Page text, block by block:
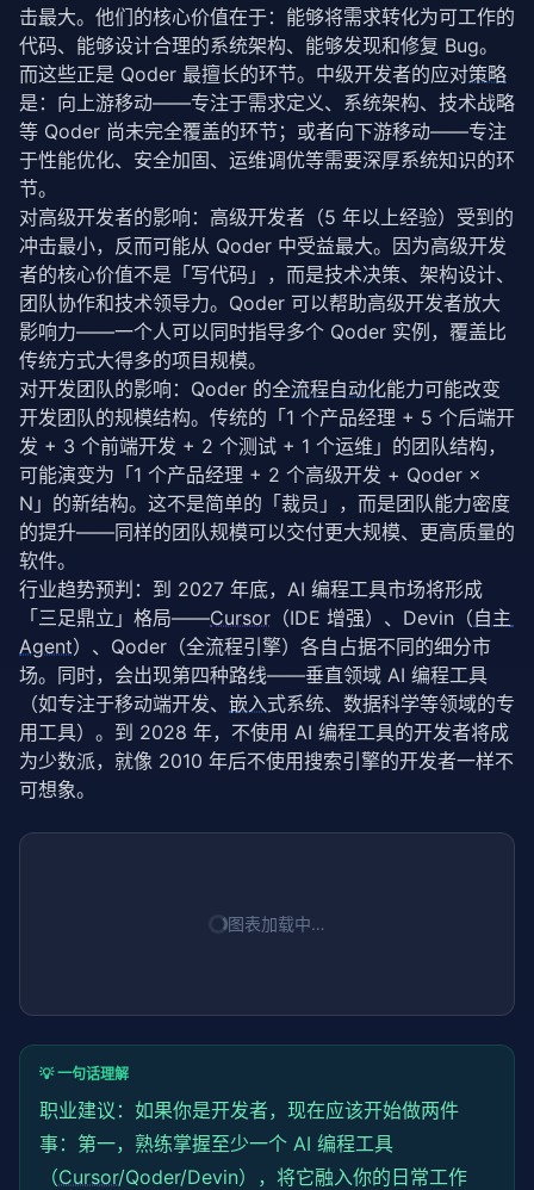
击最大。他们的核心价值在于：能够将需求转化为可工作的
代码、能够设计合理的系统架构、能够发现和修复 Bug。
而这些正是 Qoder 最擅长的环节。中级开发者的应对策略
是：向上游移动——专注于需求定义、系统架构、技术战略
等 Qoder 尚未完全覆盖的环节；或者向下游移动——专注
于性能优化、安全加固、运维调优等需要深厚系统知识的环
节。
对高级开发者的影响：高级开发者（5 年以上经验）受到的
冲击最小，反而可能从 Qoder 中受益最大。因为高级开发
者的核心价值不是「写代码」，而是技术决策、架构设计、
团队协作和技术领导力。Qoder 可以帮助高级开发者放大
影响力——一个人可以同时指导多个 Qoder 实例，覆盖比
传统方式大得多的项目规模。
对开发团队的影响：Qoder 的全流程自动化能力可能改变
开发团队的规模结构。传统的「1 个产品经理 + 5 个后端开
发 + 3 个前端开发 + 2 个测试 + 1 个运维」的团队结构，
可能演变为「1 个产品经理 + 2 个高级开发 + Qoder ×
N」的新结构。这不是简单的「裁员」，而是团队能力密度
的提升——同样的团队规模可以交付更大规模、更高质量的
软件。
行业趋势预判：到 2027 年底，AI 编程工具市场将形成
「三足鼎立」格局——Cursor （IDE 增强）、Devin（自主
Agent）、Qoder（全流程引擎）各自占据不同的细分市
场。同时，会出现第四种路线——垂直领域 AI 编程工具
（如专注于移动端开发、 嵌入式系统、数据科学等领域的专
用工具）。到 2028 年，不使用 AI 编程工具的开发者将成
为少数派，就像 2010 年后不使用搜索引擎的开发者一样不
可想象。
图表加载中…
💡 一句话理解
职业建议：如果你是开发者，现在应该开始做两件
事：第一，熟练掌握至少一个 AI 编程工具
（Cursor/Qoder/Devin），将它融入你的日常工作